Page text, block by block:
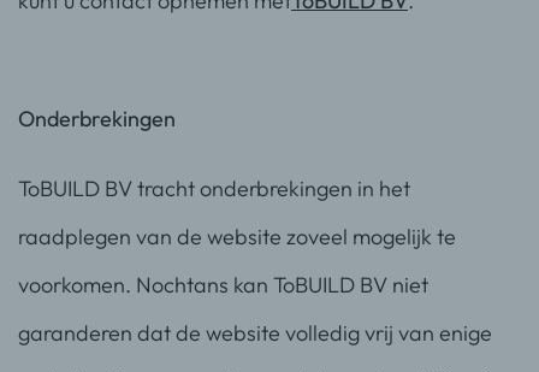
Onderbrekingen
ToBUILD BV tracht onderbrekingen in het
raadplegen van de website zoveel mogelijk te
voorkomen. Nochtans kan ToBUILD BV niet
garanderen dat de website volledig vrij van enige